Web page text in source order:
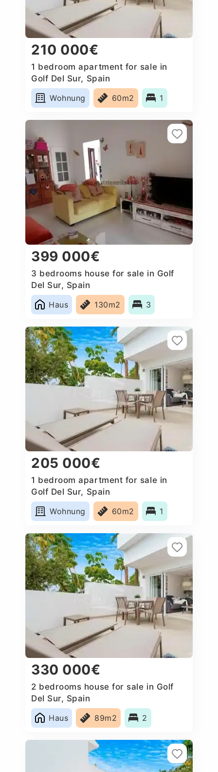
210 000€
1 bedroom apartment for sale in
Golf Del Sur, Spain
Wohnung
60m2 1
399 000€
3 bedrooms house for sale in Golf
Del Sur, Spain
Haus
130m2 3
205 000€
1 bedroom apartment for sale in
Golf Del Sur, Spain
Wohnung
60m2 1
330 000€
2 bedrooms house for sale in Golf
Del Sur, Spain
Haus
89m2 2